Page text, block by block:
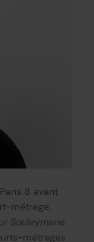
8 avant
métrage,
Souleymane
métrages